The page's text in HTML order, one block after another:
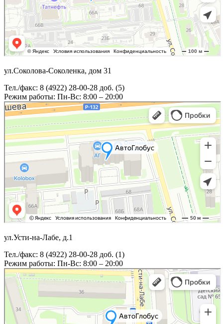
ул.Соколова-Соколенка, дом 31
Тел./факс: 8 (4922) 28-00-28 доб. (5)
Режим работы: Пн-Вс: 8:00 – 20:00
ул.Усти-на-Лабе, д.1
Тел./факс: 8 (4922) 28-00-28 доб. (1)
Режим работы: Пн-Вс: 8:00 – 20:00